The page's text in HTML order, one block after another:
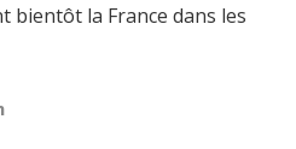
bientôt la France dans les